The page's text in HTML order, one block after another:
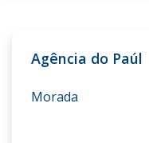
Agência do Paúl
Morada